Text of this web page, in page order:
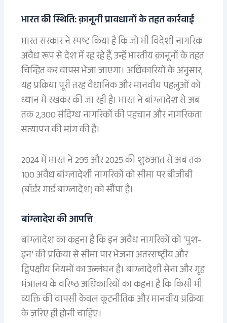
भारत की स्थिति: क़ानूनी प्रावधानों के तहत कार्रवाई
भारत सरकार ने स्पष्ट किया है कि जो भी विदेशी नागरिक
अवैध रूप से देश में रह रहे हैं, उन्हें भारतीय क़ानूनों के तहत
चिन्हित कर वापस भेजा जाएगा। अधिकारियों के अनुसार,
यह प्रक्रिया पूरी तरह वैधानिक और मानवीय पहलुओं को
ध्यान में रखकर की जा रही है। भारत ने बांग्लादेश से अब
तक 2,300 संदिग्ध नागरिकों की पहचान और नागरिकता
सत्यापन की मांग की है।
2024 में भारत ने 295 और 2025 की शुरुआत से अब तक
100 अवैध बांग्लादेशी नागरिकों को सीमा पर बीजीबी
(बॉर्डर गार्ड बांग्लादेश) को सौंपा है।
बांग्लादेश की आपत्ति
बांग्लादेश का कहना है कि इन अवैध नागरिकों को ‘पुश-
इन’ की प्रक्रिया से सीमा पार भेजना अंतरराष्ट्रीय और
द्विपक्षीय नियमों का उल्लंघन है। बांग्लादेशी सेना और गृह
मंत्रालय के वरिष्ठ अधिकारियों का कहना है कि किसी भी
व्यक्ति की वापसी केवल कूटनीतिक और मानवीय प्रक्रिया
के ज़रिए ही होनी चाहिए।